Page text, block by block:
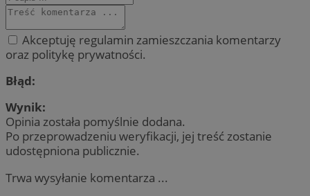
Akceptuję regulamin zamieszczania komentarzy
oraz politykę prywatności.
Błąd:
Wynik:
Opinia została pomyślnie dodana.
Po przeprowadzeniu weryfikacji, jej treść zostanie
udostępniona publicznie.
Trwa wysyłanie komentarza ...